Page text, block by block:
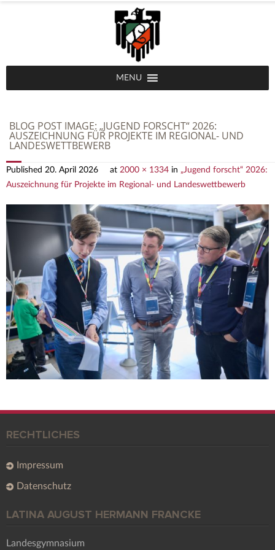
MENU
BLOG POST IMAGE: „JUGEND FORSCHT“ 2026:
AUSZEICHNUNG FÜR PROJEKTE IM REGIONAL- UND
LANDESWETTBEWERB
Published 20. April 2026 at 2000 × 1334 in „Jugend forscht“ 2026:
Auszeichnung für Projekte im Regional- und Landeswettbewerb
RECHTLICHES
Impressum
Datenschutz
LATINA AUGUST HERMANN FRANCKE
Landesgymnasium